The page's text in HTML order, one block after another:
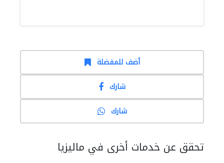
أضف للمفضلة
شارك
شارك
تحقق عن خدمات أخرى في ماليزيا